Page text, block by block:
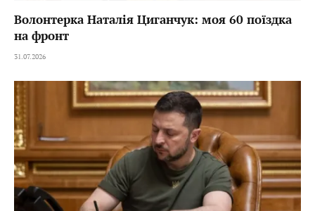
Волонтерка Наталія Циганчук: моя 60 поїздка
на фронт
31.07.2026